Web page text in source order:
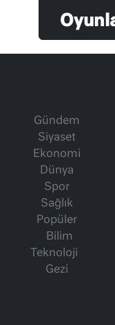
Gündem
Siyaset
Ekonomi
Dünya
Spor
Sağlık
Popüler
Bilim
Teknoloji
Gezi